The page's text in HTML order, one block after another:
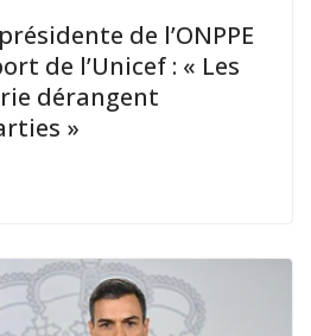
de l’ONPPE
de l’Unicef : « Les
dérangent
»